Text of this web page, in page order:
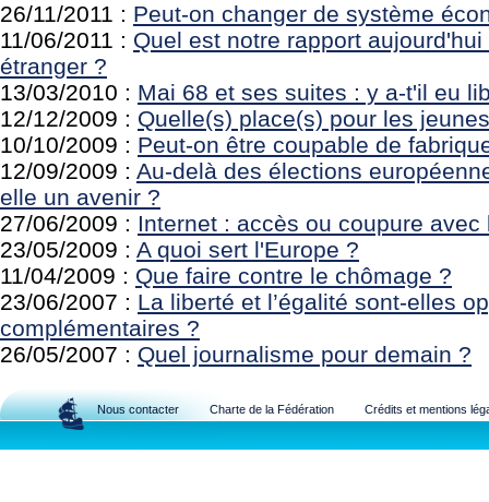
26/11/2011 : Peut-on changer de système
11/06/2011 : Quel est notre rapport
étranger ?
13/03/2010 : Mai 68 et ses suites : y a-t'il eu
12/12/2009 : Quelle(s) place(s) pour les
10/10/2009 : Peut-on être coupable de
12/09/2009 : Au-delà des élections
elle un avenir ?
27/06/2009 : Internet : accès ou coupure avec
23/05/2009 : A quoi sert l'Europe ?
11/04/2009 : Que faire contre le chômage ?
23/06/2007 : La liberté et l’égalité sont-elles
complémentaires ?
26/05/2007 : Quel journalisme pour demain ?
Nous contacter Charte de la Fédération Crédits et mentions